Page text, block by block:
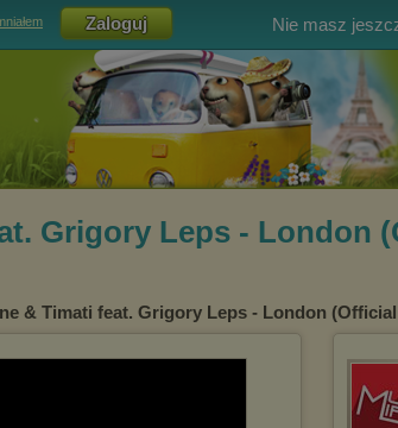
Nie masz
Grigory Leps - London
& Timati feat. Grigory Leps - London